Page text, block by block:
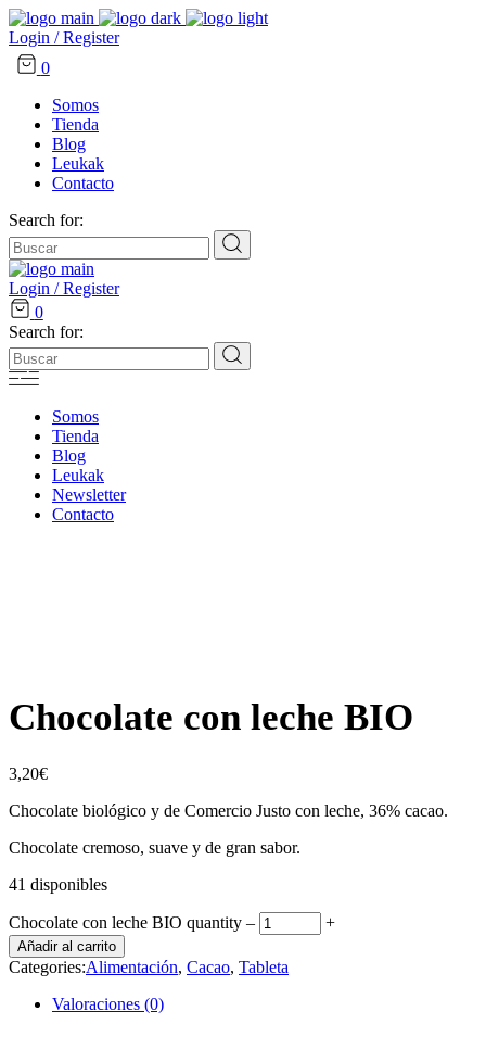
Login / Register
0
Somos
Tienda
Blog
Leukak
Contacto
Search for:
Login / Register
0
Search for:
Somos
Tienda
Blog
Leukak
Newsletter
Contacto
Chocolate con leche BIO
3,20€
Chocolate biológico y de Comercio Justo con leche, 36% cacao.
Chocolate cremoso, suave y de gran sabor.
41 disponibles
Chocolate con leche BIO quantity ‒ +
Añadir al carrito
Categories:Alimentación, Cacao, Tableta
Valoraciones (0)